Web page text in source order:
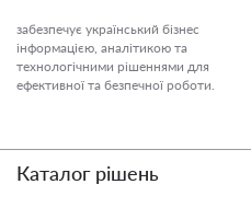
забезпечує український бізнес
інформацією, аналітикою та
технологічними рішеннями для
ефективної та безпечної роботи.
Каталог рішень